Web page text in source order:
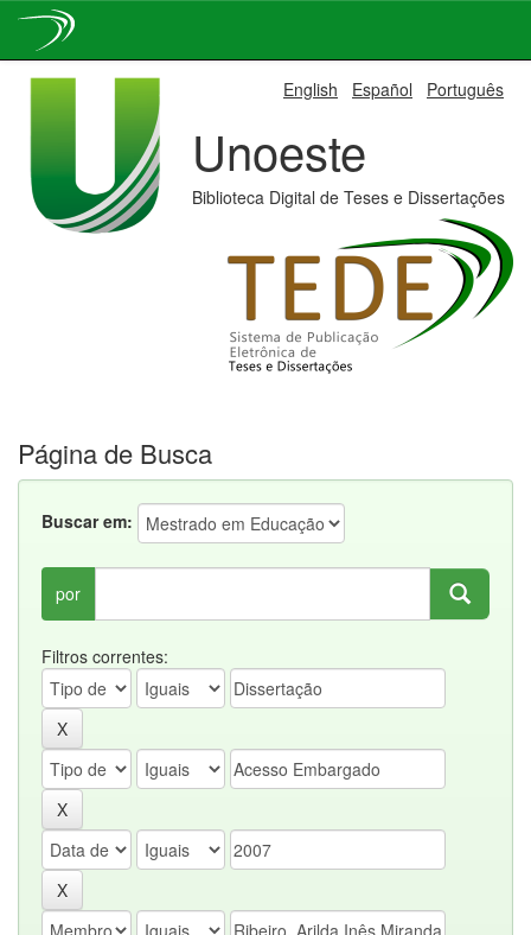
English Español Português
Unoeste
Biblioteca Digital de Teses e Dissertações
Página de Busca
Buscar em:
por
Filtros correntes: